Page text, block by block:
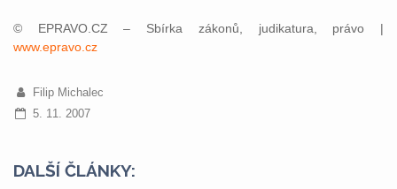
© EPRAVO.CZ – Sbírka zákonů, judikatura, právo |
www.epravo.cz
Filip Michalec
5. 11. 2007
DALŠÍ ČLÁNKY: